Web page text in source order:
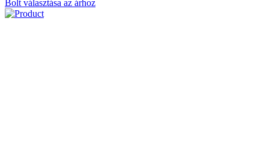
Bolt választása az árhoz